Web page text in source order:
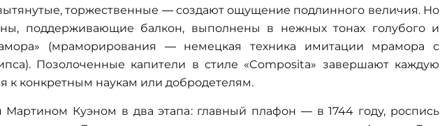
торжественные — создают ощущение подлинного величия. Но
поддерживающие балкон, выполнены в нежных тонах голубого и
(мраморирования — немецкая техника имитации мрамора с
Позолоченные капители в стиле «Composita» завершают каждую
к конкретным наукам или добродетелям.
Куэном в два этапа: главный плафон — в 1744 году, роспись